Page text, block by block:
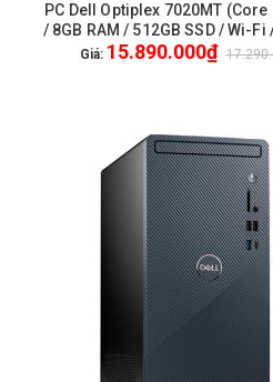
HẾT HÀNG
PC Dell Optiplex 7020MT
/ 8GB RAM / 512GB SSD / Wi-Fi
New / 1Yr Pro
Giá: 15.890.000₫